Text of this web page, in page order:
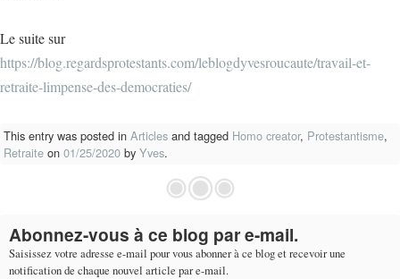
Le suite sur
https://blog.regardsprotestants.com/leblogdyvesroucaute/travail-et-
retraite-limpense-des-democraties/
This entry was posted in Articles and tagged Homo creator, Protestantisme,
Retraite on 01/25/2020 by Yves.
Abonnez-vous à ce blog par e-mail.
Saisissez votre adresse e-mail pour vous abonner à ce blog et recevoir une
notification de chaque nouvel article par e-mail.